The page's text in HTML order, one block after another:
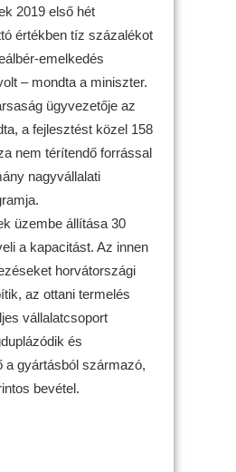
2019 első hét
értékben tíz százalékot
emelkedés
– mondta a miniszter.
ügyvezetője az
a fejlesztést közel 158
nem térítendő forrással
nagyvállalati
üzembe állítása 30
a kapacitást. Az innen
horvátországi
az ottani termelés
vállalatcsoport
és
a gyártásból származó,
bevétel.